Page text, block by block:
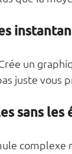
un
juste vous
sans les
complexe